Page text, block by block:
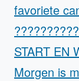
favoriete
START EN
Morgen is